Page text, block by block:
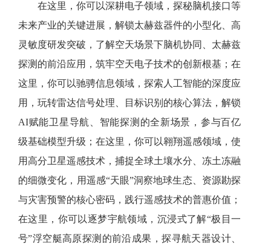
在这里，你可以深耕电子领域，探秘脑机接口等
未来产业的关键进展，解锁太赫兹器件的小型化、高
灵敏度研发突破，了解空天场景下脑机协同、太赫兹
探测的前沿应用，筑牢空天电子技术的创新根基；在
这里，你可以驰骋信息领域，探索人工智能的深度应
用，玩转雷达信号处理、目标识别的核心算法，解锁
AI赋能卫星导航、智能探测的全新场景，参与百亿
级基础模型升级；在这里，你可以翱翔遥感领域，使
用高分卫星遥感技术，捕捉全球土壤水分、冻土冻融
的细微变化，用遥感“天眼”洞察地球生态、资源勘探
与灾害预警的核心密码，践行遥感技术的普惠价值；
在这里，你可以逐梦宇航领域，沉浸式了解“极目一
号”浮空艇高原探测的前沿成果，探寻航天器设计、